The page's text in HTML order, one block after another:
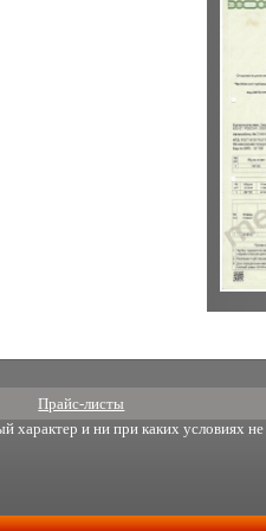
Прайс-листы
характер и ни при каких условиях